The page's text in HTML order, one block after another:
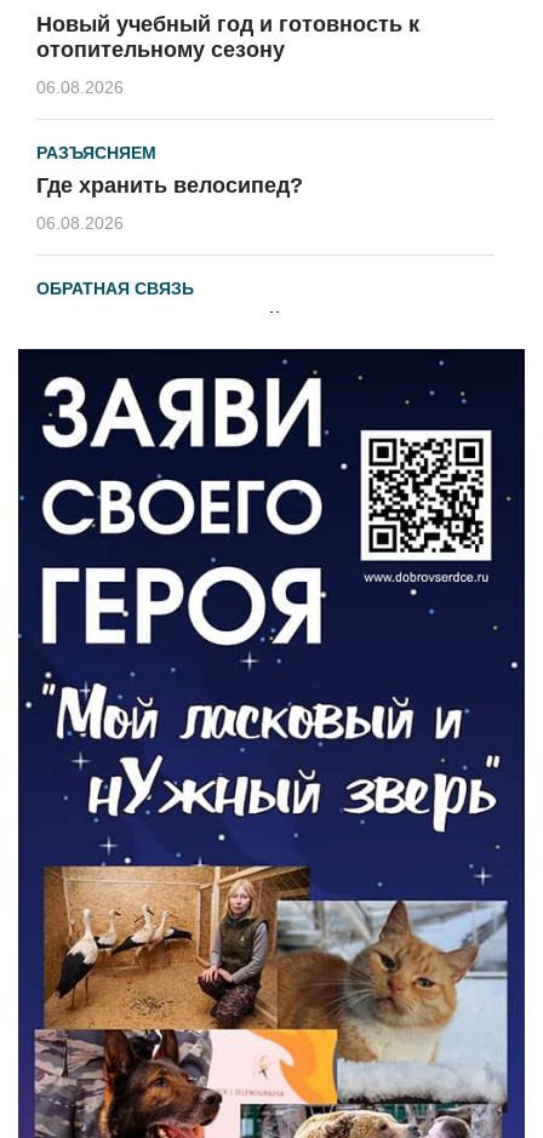
Новый учебный год и готовность к
отопительному сезону
06.08.2026
РАЗЪЯСНЯЕМ
Где хранить велосипед?
06.08.2026
ОБРАТНАЯ СВЯЗЬ
Администрация онлайн
ВЛАСТЬ
День памяти и «Симфония народов»
06.08.2026
Новый настил на экотропе
05.08.2026